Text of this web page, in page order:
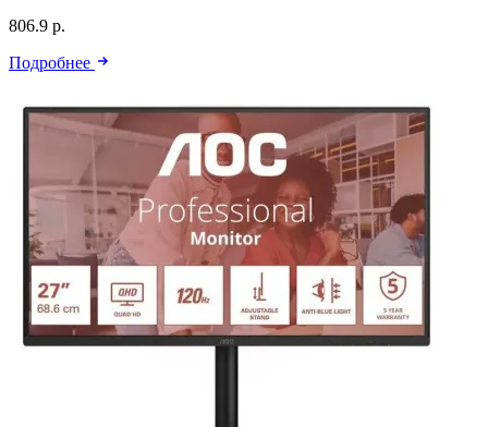
806.9 р.
Подробнее